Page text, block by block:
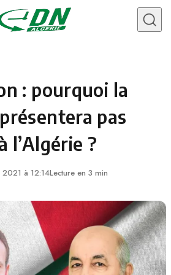
: pourquoi la
pas
l’Algérie ?
2021 à 12:14Lecture en 3 min